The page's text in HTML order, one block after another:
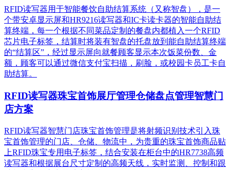
RFID读写器用于智能餐饮自助结算系统（又称智盘），是一
个带安卓显示屏和HR9216读写器和IC卡读卡器的智能自助结
算终端，每一个根据不同菜品定制的餐盘内都植入一个RFID
芯片电子标签，结算时将装有智盘的托盘放到能自助结算终端
的“结算区”，经过显示屏向就餐顾客显示本次饭菜份数、金
额，顾客可以通过微信支付宝扫描，刷脸，或校园卡员工卡自
助结算。
RFID读写器珠宝首饰展厅管理仓储盘点管理智慧门
店方案
RFID读写器智慧门店珠宝首饰管理是将射频识别技术引入珠
宝首饰管理的门店、仓储、物流中，为贵重的珠宝首饰商品贴
上RFID珠宝专用电子标签，结合安装在柜台中的HR7738高频
读写器和根据展台尺寸定制的高频天线，实时监测、控制和跟